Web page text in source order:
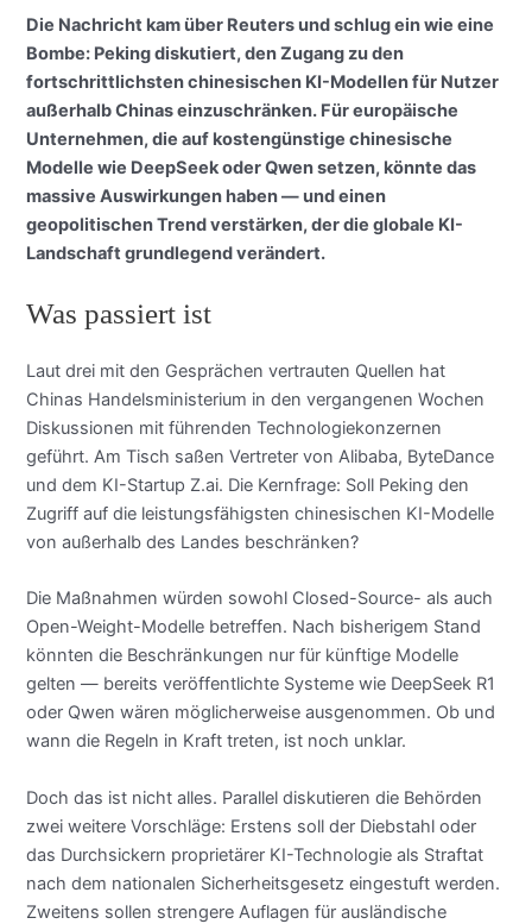
Die Nachricht kam über Reuters und schlug ein wie eine
Bombe: Peking diskutiert, den Zugang zu den
fortschrittlichsten chinesischen KI-Modellen für Nutzer
außerhalb Chinas einzuschränken. Für europäische
Unternehmen, die auf kostengünstige chinesische
Modelle wie DeepSeek oder Qwen setzen, könnte das
massive Auswirkungen haben — und einen
geopolitischen Trend verstärken, der die globale KI-
Landschaft grundlegend verändert.
Was passiert ist
Laut drei mit den Gesprächen vertrauten Quellen hat
Chinas Handelsministerium in den vergangenen Wochen
Diskussionen mit führenden Technologiekonzernen
geführt. Am Tisch saßen Vertreter von Alibaba, ByteDance
und dem KI-Startup Z.ai. Die Kernfrage: Soll Peking den
Zugriff auf die leistungsfähigsten chinesischen KI-Modelle
von außerhalb des Landes beschränken?
Die Maßnahmen würden sowohl Closed-Source- als auch
Open-Weight-Modelle betreffen. Nach bisherigem Stand
könnten die Beschränkungen nur für künftige Modelle
gelten — bereits veröffentlichte Systeme wie DeepSeek R1
oder Qwen wären möglicherweise ausgenommen. Ob und
wann die Regeln in Kraft treten, ist noch unklar.
Doch das ist nicht alles. Parallel diskutieren die Behörden
zwei weitere Vorschläge: Erstens soll der Diebstahl oder
das Durchsickern proprietärer KI-Technologie als Straftat
nach dem nationalen Sicherheitsgesetz eingestuft werden.
Zweitens sollen strengere Auflagen für ausländische